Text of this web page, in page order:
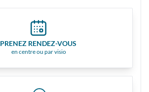
PRENEZ RENDEZ-VOUS
en centre ou par visio